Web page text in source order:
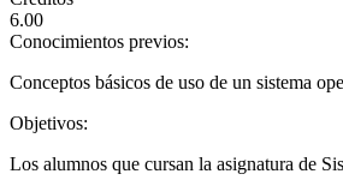
6.00
Conocimientos previos:
Conceptos básicos de uso de un sistema
Objetivos:
Los alumnos que cursan la asignatura de